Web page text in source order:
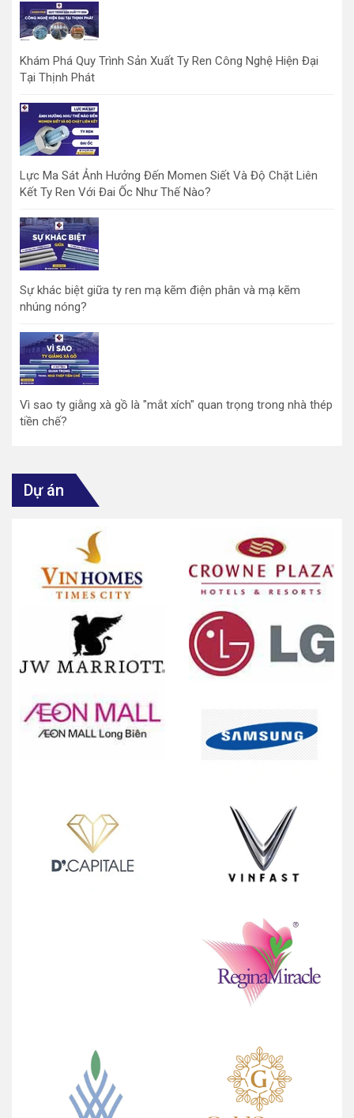
Khám Phá Quy Trình Sản Xuất Ty Ren Công Nghệ Hiện Đại
Tại Thịnh Phát
Lực Ma Sát Ảnh Hưởng Đến Momen Siết Và Độ Chặt Liên
Kết Ty Ren Với Đai Ốc Như Thế Nào?
Sự khác biệt giữa ty ren mạ kẽm điện phân và mạ kẽm
nhúng nóng?
Vì sao ty giằng xà gồ là "mắt xích" quan trọng trong nhà thép
tiền chế?
Dự án